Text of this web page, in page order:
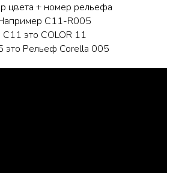
цвета + номер рельефа
C11-R005
C11 это COLOR 11
это Рельеф Corella 005